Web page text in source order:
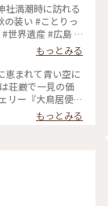
満潮時に訪れる
装い #ことりっ
もっとみる
まれて青い空に
荘厳で一見の価
リー『大鳥居便』
の装い #ことりっ
もっとみる